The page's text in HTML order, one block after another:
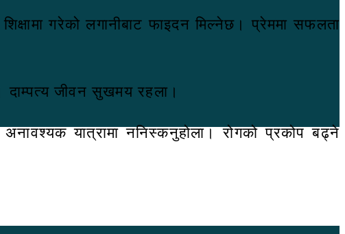
गरेको लगानीबाट फाइदन मिल्नेछ। प्रेममा सफलता
जीवन सुखमय रहला।
यात्रामा ननिस्कनुहोला। रोगको प्रकोप बढ्ने